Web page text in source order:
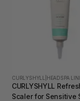
CURLYSHYLL HEADSPA
CURLYSHYLL
Scaler for Sensitive